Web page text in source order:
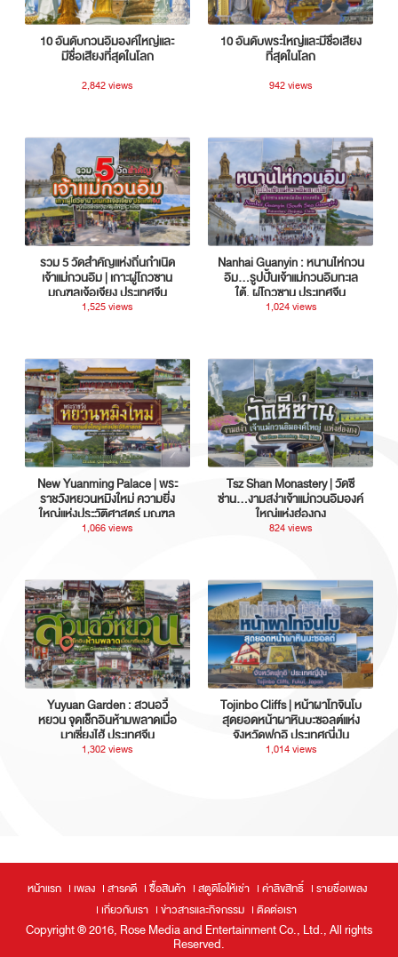
10 อันดับกวนอิมองค์ใหญ่และ
มีชื่อเสียงที่สุดในโลก
2,842 views
10 อันดับพระใหญ่และมีชื่อเสียง
ที่สุดในโลก
942 views
รวม 5 วัดสำคัญแห่งถิ่นกำเนิด
เจ้าแม่กวนอิม | เกาะผู่โถวซาน
มณฑลเจ้อเจียง ประเทศจีน
1,525 views
Nanhai Guanyin : หนานไห่กวน
อิม...รูปปั้นเจ้าแม่กวนอิมทะเล
ใต้, ผู่โถวซาน ประเทศจีน
1,024 views
New Yuanming Palace | พระ
ราชวังหยวนหมิงใหม่ ความยิ่ง
ใหญ่แห่งประวัติศาสตร์ มณฑล
กวางตุ้ง ประเทศจีน
1,066 views
Tsz Shan Monastery | วัดซี
ซ่าน…งามสง่าเจ้าแม่กวนอิมองค์
ใหญ่แห่งฮ่องกง
824 views
Yuyuan Garden : สวนอวี้
หยวน จุดเช็กอินห้ามพลาดเมื่อ
มาเซี่ยงไฮ้ ประเทศจีน
1,302 views
Tojinbo Cliffs | หน้าผาโทจินโบ
สุดยอดหน้าผาหินบะซอลต์แห่ง
จังหวัดฟุกุอิ ประเทศญี่ปุ่น
1,014 views
หน้าแรก เพลง สารคดี ซื้อสินค้า สตูดิโอให้เช่า ค่าลิขสิทธิ์
รายชื่อเพลง
เกี่ยวกับเรา
ข่าวสารและกิจกรรม ติดต่อเรา
Copyright ® 2016, Rose Media and Entertainment Co., Ltd., All rights
Reserved.